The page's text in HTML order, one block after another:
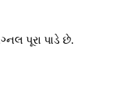
પૂરા પાડે છે.